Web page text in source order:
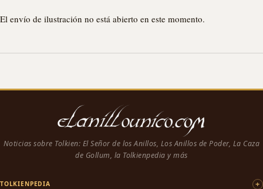
El envío de ilustración no está abierto en este momento.
Noticias sobre Tolkien: El Señor de los Anillos, Los Anillos de Poder, La Caza
de Gollum, la Tolkienpedia y más
TOLKIENPEDIA